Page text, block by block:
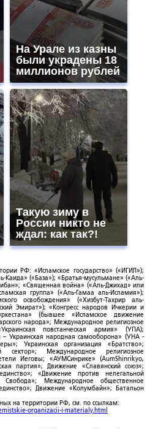
На Урале из казны
были украдены 18
миллионов рублей
Такую зиму в
России никто не
ждал: как так?!
РФ: «Исламское государство» («ИГИЛ»);
(«База»); «Братья-мусульмане» («Аль-
«Священная война» («Аль-Джихад» или
группа» («Аль-Гамаа аль-Исламия»);
освобождения» («Хизбут-Тахрир аль-
Эмират»); «Конгресс народов Ичкерии и
(бывшее «Исламское движение
народа»; Международное религиозное
повстанческая армия» (УПА);
– Украинская народная самооборона» (УНА -
Украинская организация «Братство»;
сектор»; Международное религиозное
Иеговы; «АУМСинрике» (AumShinrikyo,
партия»; Движение «Славянский союз»;
«Движение против нелегальной
Международное общественное
Движение «Колумбайн»; Батальон
на территории РФ, см. по ссылкам:
organizacii-i-materialy.html